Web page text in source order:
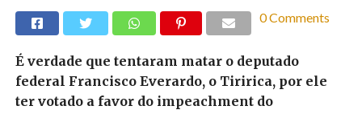
0 Comments
É verdade que tentaram matar o deputado
federal Francisco Everardo, o Tiririca, por ele
ter votado a favor do impeachment do